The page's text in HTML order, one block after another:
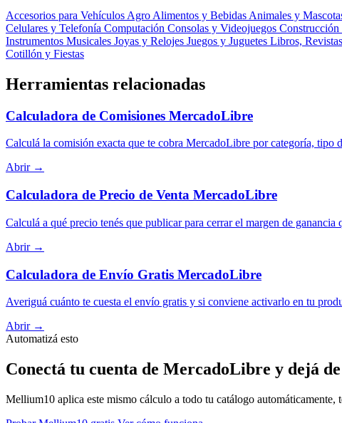
Accesorios para Vehículos Agro Alimentos y Bebidas Animales y
Celulares y Telefonía Computación Consolas y Videojuegos Construcción
Instrumentos Musicales Joyas y Relojes Juegos y Juguetes Libros,
Cotillón y Fiestas
Herramientas relacionadas
Calculadora de Comisiones MercadoLibre
Calculá la comisión exacta que te cobra MercadoLibre por categoría, tipo
Abrir →
Calculadora de Precio de Venta MercadoLibre
Calculá a qué precio tenés que publicar para cerrar el margen de ganancia
Abrir →
Calculadora de Envío Gratis MercadoLibre
Averiguá cuánto te cuesta el envío gratis y si conviene activarlo en tu
Abrir →
Automatizá esto
Conectá tu cuenta de MercadoLibre y dejá
Mellium10 aplica este mismo cálculo a todo tu catálogo